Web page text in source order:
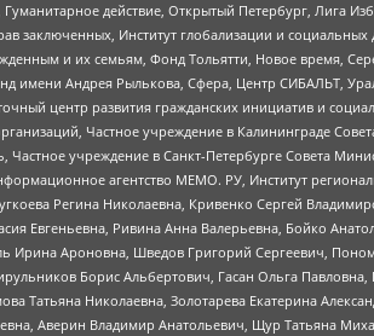
действие, Открытый Петербург, Лига
заключенных, Институт глобализации и
и их семьям, Фонд Тольятти, Новое время,
имени Андрея Рылькова, Сфера, Центр СИБАЛЬТ,
центр развития гражданских инициатив и
Частное учреждение в Калининграде
учреждение в Санкт-Петербурге Совета
агентство МЕМО. РУ, Институт
Регина Николаевна, Кривенко Сергей
Евгеньевна, Ривина Анна Валерьевна, Бойко
Ароновна, Шведов Григорий Сергеевич,
Борис Альбертович, Гасан Ольга
Татьяна Николаевна, Золотарева Екатерина
Аверин Владимир Анатольевич, Щур Татьяна